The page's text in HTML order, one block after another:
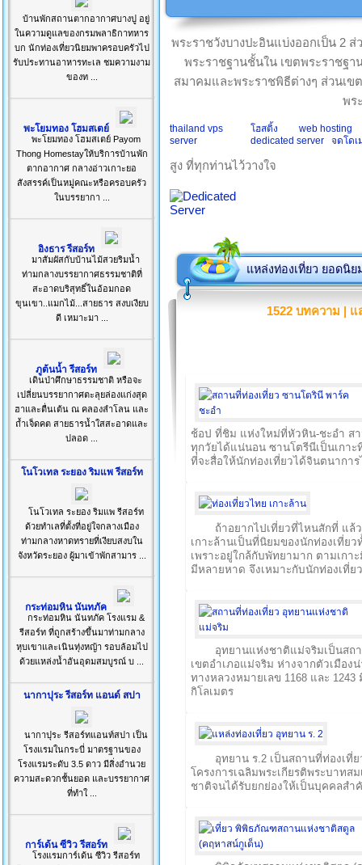
บ้านพักสถานตากอากาศบางปู อยู่
ในความดูแลของกรมพลาธิกาทหาร
บก นักท่องเที่ยวนิยมพาครอบครัวไป
รับประทานอาหารทะเล ชมความงาม
ของท ...
พะโยมทอง โฮมสเตย์
พะโยมทอง โฮมสเตย์ Payom
Thong Homestayให้บริการบ้านพัก
ตากอากาศ กลางอ่าวเกาะยอ
สังสรรค์เป็นหมู่คณะหรือครอบครัว
ในบรรยากา ...
อิงธาร รีสอร์ท
มาสัมผัสกับบ้านไม้สวยริมน้ำ
ท่ามกลางบรรยากาศธรรมชาติที่
สะอาดบริสุทธิ์ในอ้อมกอด
ขุนเขา..แมกไม้...สายธาร สงบเงียบ
ดี เหมาะมา ...
ภูต้นน้ำ รีสอร์ท
เดินป่าศึกษาธรรมชาติ หรือจะ
เปลี่ยนบรรยากาศตะลุยล่องแก่งสุด
ฮาและตื่นเต้น ณ คลองลำโลน และ
ถ้ำเจ็ดคต สายธารน้ำใสสะอาดและ
ปลอด ...
โนโวเทล ระยอง ริมแพ รีสอร์ท
โนโวเทล ระยอง ริมแพ รีสอร์ท
ด้วยทำเลที่ตั้งที่อยู่ใจกลางเมือง
ท่ามกลางหาดทรายที่เงียบสงบใน
จังหวัดระยอง ผู้มาเข้าพักสามาร ...
กระท่อมหิน นันทภัค
กระท่อมหิน นันทภัค โรงแรม &
รีสอร์ท ที่ถูกสร้างขึ้นมาท่ามกลาง
หุบเขาและเนินทุ่งหญ้า รอบล้อมไป
ด้วยแหล่งน้ำอันอุดมสมบูรณ์ บ ...
นากาปุระ รีสอร์ท แอนด์ สปา
นากาปุระ รีสอร์ทแอนท์สปา เป็น
โรงแรมในกระบี่ มาตรฐานของ
โรงแรมระดับ 3.5 ดาว มีสิ่งอำนวย
ความสะดวกชั้นยอด และบรรยากาศ
ที่ทำใ ...
การ์เด้น ซีวิว รีสอร์ท
โรงแรมการ์เด้น ซีวิว รีสอร์ท
พระราชวังบางปะอินแบ่งออกเป็น 2
พระราชฐานชั้นใน เขตพระราชฐ
สมาคมและพระราชพิธีต่างๆ ส่วนเข
พร
thailand vps
server
โฮสติ้ง
web hosting
dedicated server
จดโดเ
สูง ที่ทุกท่านไว้วางใจ
แหล่งท่องเที่ยว ยอดนิย
1522 บทความ |
ช้อป ที่ชิม แห่งใหม่ที่หัวหิน-ชะอำ ส
ทุกวัยได้แน่นอน ซานโตรีนีเป็นเกาะ
ที่จะสื่อให้นักท่องเที่ยวได้จินตนากา
ถ้าอยากไปเที่ยวที่ไหนสักที่ แล้
เกาะล้านเป็นที่นิยมของนักท่องเที่ย
เพราะอยู่ใกล้กับพัทยามาก ตามเกา
มีหลายหาด จึงเหมาะกับนักท่องเที่ย
อุทยานแห่งชาติแม่จริมเป็นสถ
เขตอำเภอแม่จริม ห่างจากตัวเมือง
ทางหลวงหมายเลข 1168 และ 1243
กิโลเมตร
อุทยาน ร.2 เป็นสถานที่ท่องเที่
โครงการเฉลิมพระเกียรติพระบาท
ชาติจนได้รับยกย่องให้เป็นบุคคลสำ